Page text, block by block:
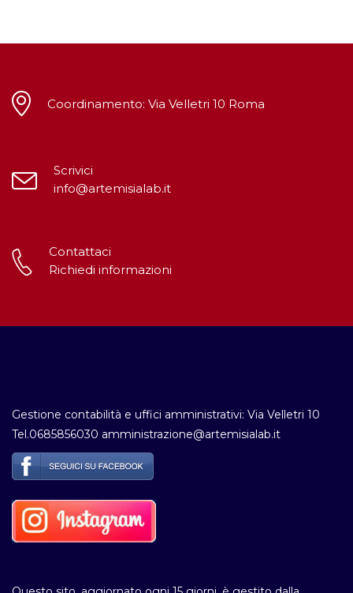
Coordinamento: Via Velletri 10 Roma
Scrivici
info@artemisialab.it
Contattaci
Richiedi informazioni
Gestione contabilità e uffici amministrativi: Via Velletri 10
Tel.0685856030 amministrazione@artemisialab.it